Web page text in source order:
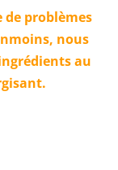
de problèmes
nous
au